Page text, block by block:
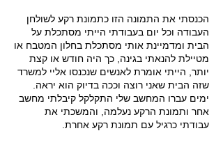
הכנסתי את התמונה הזו כתמונת רקע לשולחן
העבודה וכל יום בעבודתי הייתי מסתכלת על
הבית ומדמיינת אותי מסתכלת בחלון המטבח או
מטיילת להנאתי בגינה, כך היה חודש או קצת
יותר, הייתי אומרת לאנשים שנכנסו אליי למשרד
שזה הבית שאני רוצה וככה בדיוק הוא יראה.
ימים עברו המחשב שלי התקלקל קיבלתי מחשב
אחר ותמונת הרקע נעלמה, והמשכתי את
עבודתי כרגיל עם תמונת רקע אחרת.